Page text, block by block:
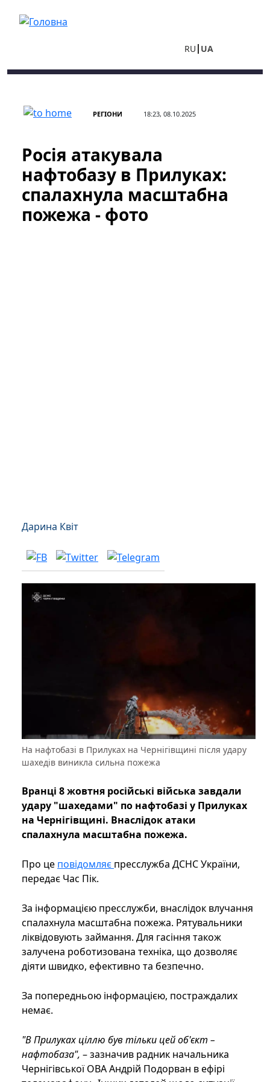
RU UA
РЕГІОНИ 18:23, 08.10.2025
Росія атакувала
нафтобазу в Прилуках:
спалахнула масштабна
пожежа - фото
Дарина Квіт
На нафтобазі в Прилуках на Чернігівщині після удару
шахедів виникла сильна пожежа
Вранці 8 жовтня російські війська завдали
удару "шахедами" по нафтобазі у Прилуках
на Чернігівщині. Внаслідок атаки
спалахнула масштабна пожежа.
Про це повідомляє пресслужба ДСНС України,
передає Час Пік.
За інформацією пресслужби, внаслідок влучання
спалахнула масштабна пожежа. Рятувальники
ліквідовують займання. Для гасіння також
залучена роботизована техніка, що дозволяє
діяти швидко, ефективно та безпечно.
За попередньою інформацією, постраждалих
немає.
"В Прилуках ціллю був тільки цей об'єкт –
нафтобаза", – зазначив радник начальника
Чернігівської ОВА Андрій Подорван в ефірі